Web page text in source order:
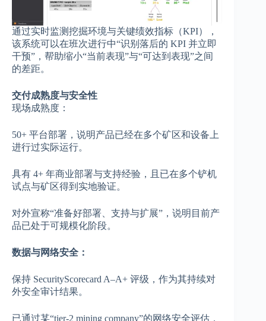
通过实时监测挖掘环境与关键绩效指标（KPI），
该系统可以在班次进行中“识别落后的 KPI 并立即
干预”，帮助缩小“当前表现”与“可达到表现”之间
的差距。
交付成熟度与安全性
现场成熟度：
50+ 平台部署，说明产品已经在多个矿区和设备上
进行过实际运行。
具有 4+ 年商业部署与支持经验，且已在多个铲机
试点与矿区得到实地验证。
对外宣称“准备好部署、支持与扩展”，说明目前产
品已处于可规模化阶段。
数据与网络安全：
保持 SecurityScorecard A–A+ 评级，作为其持续对
外安全审计结果。
已通过某“tier-2 mining company”的网络安全评估，